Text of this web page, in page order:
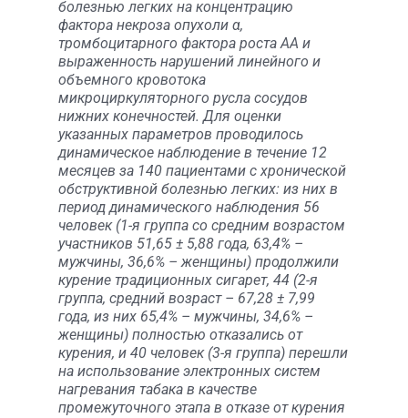
болезнью легких на концентрацию
фактора некроза опухоли α,
тромбоцитарного фактора роста АА и
выраженность нарушений линейного и
объемного кровотока
микроциркуляторного русла сосудов
нижних конечностей. Для оценки
указанных параметров проводилось
динамическое наблюдение в течение 12
месяцев за 140 пациентами с хронической
обструктивной болезнью легких: из них в
период динамического наблюдения 56
человек (1-я группа со средним возрастом
участников 51,65 ± 5,88 года, 63,4% –
мужчины, 36,6% – женщины) продолжили
курение традиционных сигарет, 44 (2-я
группа, средний возраст – 67,28 ± 7,99
года, из них 65,4% – мужчины, 34,6% –
женщины) полностью отказались от
курения, и 40 человек (3-я группа) перешли
на использование электронных систем
нагревания табака в качестве
промежуточного этапа в отказе от курения